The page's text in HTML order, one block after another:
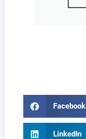
Facebook
LinkedIn